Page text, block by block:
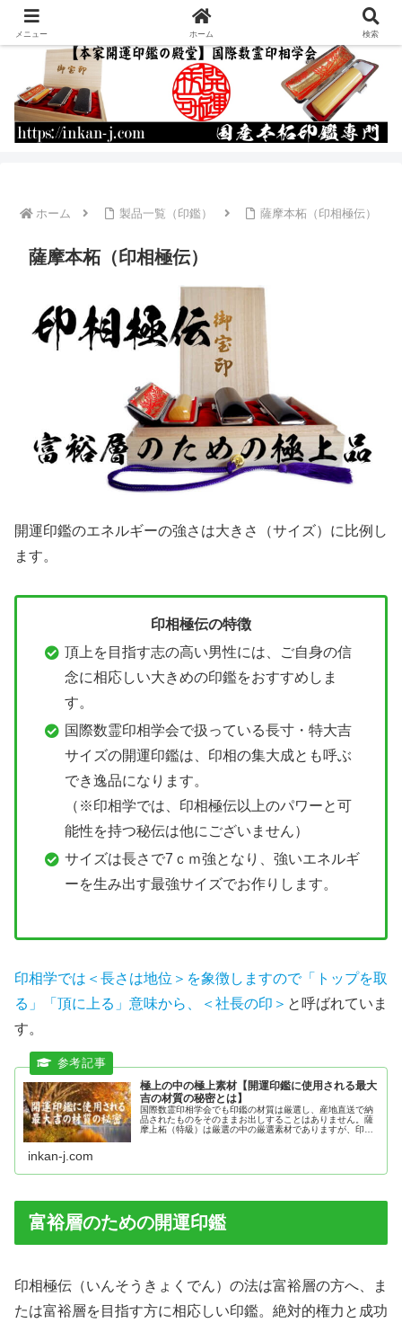
運命を書き換える開運印鑑の作成・通販
ホーム 製品一覧（印鑑） 薩摩本柘（印相極伝）
薩摩本柘（印相極伝）
開運印鑑のエネルギーの強さは大きさ（サイズ）に比例し
ます。
印相極伝の特徴
頂上を目指す志の高い男性には、ご自身の信
念に相応しい大きめの印鑑をおすすめしま
す。
国際数霊印相学会で扱っている長寸・特大吉
サイズの開運印鑑は、印相の集大成とも呼ぶ
でき逸品になります。
（※印相学では、印相極伝以上のパワーと可
能性を持つ秘伝は他にございません）
サイズは長さで7ｃｍ強となり、強いエネルギ
ーを生み出す最強サイズでお作りします。
印相学では＜長さは地位＞を象徴しますので「トップを取
る」「頂に上る」意味から、＜社長の印＞ と呼ばれていま
す。
極上の中の極上素材【開運印鑑に使用される最大
吉の材質の秘密とは】
国際数霊印相学会でも印鑑の材質は厳選し、産地直送で納
品されたものをそのままお出しすることはありません。薩
摩上柘（特級）は厳選の中の厳選素材でありますが、印相
inkan-j.com
富裕層のための開運印鑑
印相極伝（いんそうきょくでん）の法は富裕層の方へ、ま
たは富裕層を目指す方に相応しい印鑑。絶対的権力と成功
メニュー ホーム 検索